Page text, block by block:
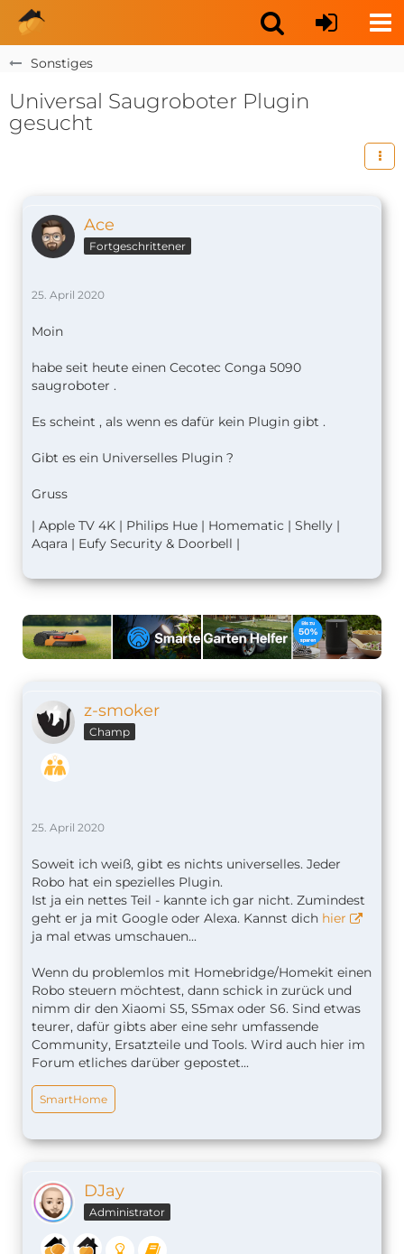
Sonstiges
Universal Saugroboter Plugin
gesucht
Ace
Fortgeschrittener
25. April 2020
Moin
habe seit heute einen Cecotec Conga 5090
saugroboter .
Es scheint , als wenn es dafür kein Plugin gibt .
Gibt es ein Universelles Plugin ?
Gruss
| Apple TV 4K | Philips Hue | Homematic | Shelly |
Aqara | Eufy Security & Doorbell |
z-smoker
Champ
25. April 2020
Soweit ich weiß, gibt es nichts universelles. Jeder
Robo hat ein spezielles Plugin.
Ist ja ein nettes Teil - kannte ich gar nicht. Zumindest
geht er ja mit Google oder Alexa. Kannst dich hier
ja mal etwas umschauen...
Wenn du problemlos mit Homebridge/Homekit einen
Robo steuern möchtest, dann schick in zurück und
nimm dir den Xiaomi S5, S5max oder S6. Sind etwas
teurer, dafür gibts aber eine sehr umfassende
Community, Ersatzteile und Tools. Wird auch hier im
Forum etliches darüber gepostet...
SmartHome
DJay
Administrator